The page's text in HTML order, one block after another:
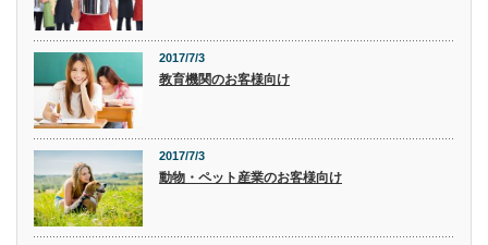
2017/7/3
教育機関のお客様向け
2017/7/3
動物・ペット産業のお客様向け